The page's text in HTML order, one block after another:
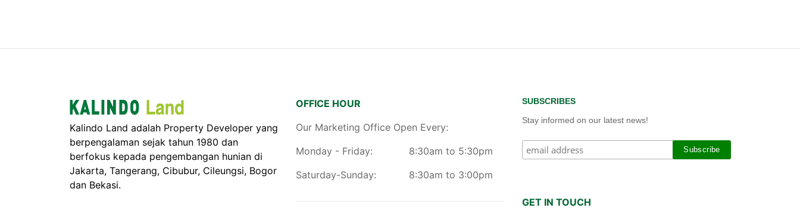
Kalindo Land adalah Property Developer yang
berpengalaman sejak tahun 1980 dan
berfokus kepada pengembangan hunian di
Jakarta, Tangerang, Cibubur, Cileungsi, Bogor
dan Bekasi.
OFFICE HOUR
Our Marketing Office Open Every:
Monday - Friday:
8:30am to 5:30pm
Saturday-Sunday:
8:30am to 3:00pm
SUBSCRIBES
Stay informed on our latest news!
GET IN TOUCH